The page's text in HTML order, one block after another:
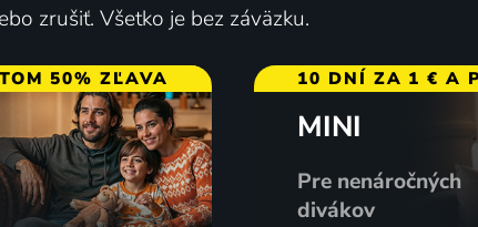
zrušiť. Všetko je bez záväzku.
50% ZĽAVA 10 DNÍ ZA 1 € A
MINI
Pre nenáročných
divákov